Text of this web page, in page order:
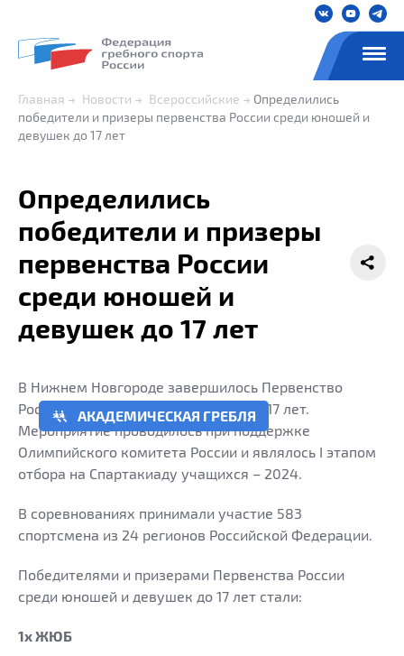
Главная Новости Всероссийские
Определились
победители и призеры первенства России среди юношей и
девушек до 17 лет
Определились
победители и призеры
первенства России
среди юношей и
девушек до 17 лет
АКАДЕМИЧЕСКАЯ ГРЕБЛЯ
В Нижнем Новгороде завершилось Первенство
России среди юношей и девушек до 17 лет.
Мероприятие проводилось при поддержке
Олимпийского комитета России и являлось I этапом
отбора на Спартакиаду учащихся – 2024.
В соревнованиях принимали участие 583
спортсмена из 24 регионов Российской Федерации.
Победителями и призерами Первенства России
среди юношей и девушек до 17 лет стали:
1х ЖЮБ